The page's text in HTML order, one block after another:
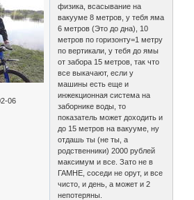
06
физика, всасывание на
вакууме 8 метров, у тебя яма
6 метров (Это до дна), 10
метров по горизонту=1 метру
по вертикали, у тебя до ямы
от забора 15 метров, так что
все выкачают, если у
машины есть еще и
инжекционная система на
заборнике воды, то
показатель может доходить и
до 15 метров на вакууме, ну
отдашь ты (не ты, а
родственники) 2000 рублей
максимум и все. Зато не в
ГАМНЕ, соседи не орут, и все
чисто, и день, а может и 2
непотеряны.